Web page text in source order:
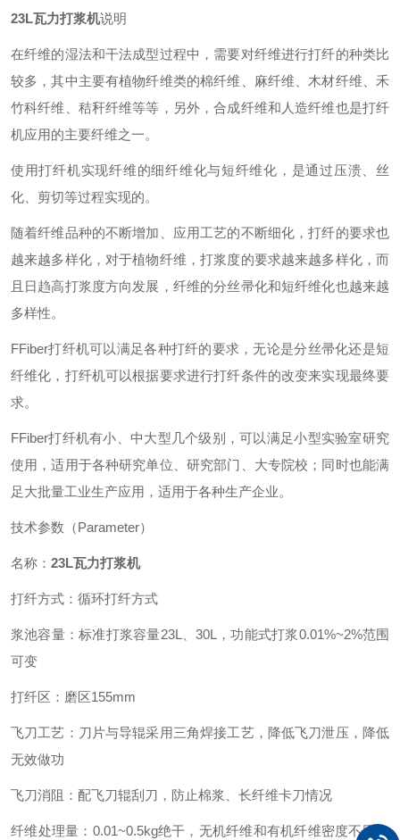
23L瓦力打浆机说明
在纤维的湿法和干法成型过程中，需要对纤维进行打纤的种类比
较多，其中主要有植物纤维类的棉纤维、麻纤维、木材纤维、禾
竹科纤维、秸秆纤维等等，另外，合成纤维和人造纤维也是打纤
机应用的主要纤维之一。
使用打纤机实现纤维的细纤维化与短纤维化，是通过压溃、丝
化、剪切等过程实现的。
随着纤维品种的不断增加、应用工艺的不断细化，打纤的要求也
越来越多样化，对于植物纤维，打浆度的要求越来越多样化，而
且日趋高打浆度方向发展，纤维的分丝帚化和短纤维化也越来越
多样性。
FFiber打纤机可以满足各种打纤的要求，无论是分丝帚化还是短
纤维化，打纤机可以根据要求进行打纤条件的改变来实现最终要
求。
FFiber打纤机有小、中大型几个级别，可以满足小型实验室研究
使用，适用于各种研究单位、研究部门、大专院校；同时也能满
足大批量工业生产应用，适用于各种生产企业。
技术参数（Parameter）
名称： 23L瓦力打浆机
打纤方式：循环打纤方式
浆池容量：标准打浆容量23L、30L，功能式打浆0.01%~2%范围
可变
打纤区：磨区155mm
飞刀工艺：刀片与导辊采用三角焊接工艺，降低飞刀泄压，降低
无效做功
飞刀消阻：配飞刀辊刮刀，防止棉浆、长纤维卡刀情况
纤维处理量：0.01~0.5kg绝干，无机纤维和有机纤维密度不同，